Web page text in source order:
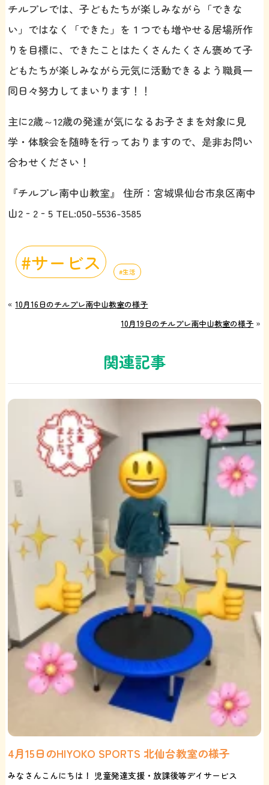
チルプレでは、子どもたちが楽しみながら「できな
い」ではなく「できた」を１つでも増やせる居場所作
りを目標に、できたことはたくさんたくさん褒めて子
どもたちが楽しみながら元気に活動できるよう職員一
同日々努力してまいります！！
主に2歳～12歳の発達が気になるお子さまを対象に見
学・体験会を随時を行っておりますので、是非お問い
合わせください！
『チルプレ南中山教室』 住所：宮城県仙台市泉区南中
山2‐2‐5 TEL:050-5536-3585
サービス 生活
«10月16日のチルプレ南中山教室の様子
10月19日のチルプレ南中山教室の様子 »
関連記事
4月15日のHIYOKO SPORTS 北仙台教室の様子
みなさんこんにちは！ 児童発達支援・放課後等デイサービス